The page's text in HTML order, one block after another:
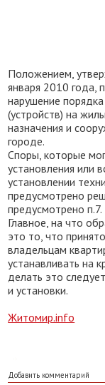
Положением,
января 2010 года,
нарушение
(устройств) на
назначения и
городе.
Споры, которые
установления или
установлении
предусмотрено
предусмотрено п.7.
Главное, на что
это то, что
владельцам
устанавливать на
делать это
и установки.
Житомир.info
Добавить комментарий